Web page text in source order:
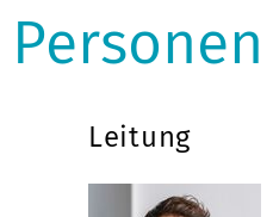
Personen
Leitung